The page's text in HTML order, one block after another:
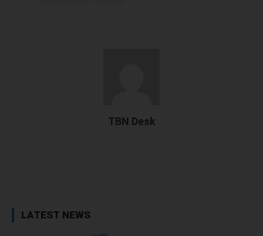
TBN Desk
LATEST NEWS